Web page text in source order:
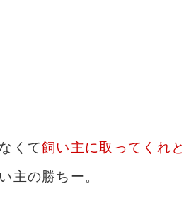
くて飼い主に取ってくれ
主の勝ちー。